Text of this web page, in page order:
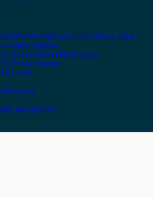
Información básica de protección de datos
Sus datos seguros
Política de protección de datos
Política de cookies
Mi cuenta
Mis cursos
Mis suscripciones